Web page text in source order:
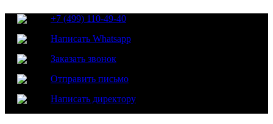
+7 (499) 110-49-40
Написать Whatsapp
Заказать звонок
Отправить письмо
Написать директору